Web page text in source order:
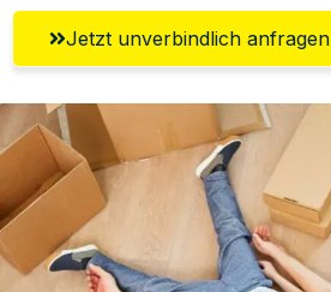
Jetzt unverbindlich anfragen